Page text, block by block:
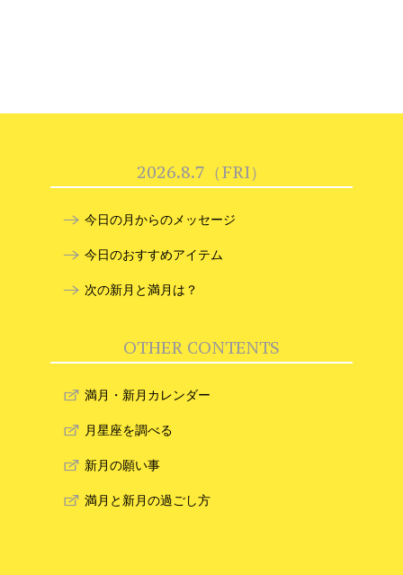
2026.8.7（FRI）
今日の月からのメッセージ
今日のおすすめアイテム
次の新月と満月は？
OTHER CONTENTS
満月・新月カレンダー
月星座を調べる
新月の願い事
満月と新月の過ごし方